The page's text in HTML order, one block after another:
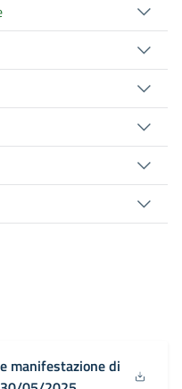
manifestazione di